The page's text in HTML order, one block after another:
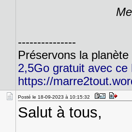
---------------
Préservons la
2,5Go gratuit avec ce
https://
Posté le 18-09-2023 à 10:15:32
Salut à tous,